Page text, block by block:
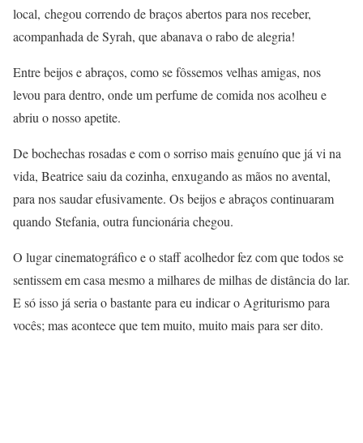
local, chegou correndo de braços abertos para nos receber,
acompanhada de Syrah, que abanava o rabo de alegria!
Entre beijos e abraços, como se fôssemos velhas amigas, nos
levou para dentro, onde um perfume de comida nos acolheu e
abriu o nosso apetite.
De bochechas rosadas e com o sorriso mais genuíno que já vi na
vida, Beatrice saiu da cozinha, enxugando as mãos no avental,
para nos saudar efusivamente. Os beijos e abraços continuaram
quando Stefania, outra funcionária chegou.
O lugar cinematográfico e o staff acolhedor fez com que todos se
sentissem em casa mesmo a milhares de milhas de distância do lar.
E só isso já seria o bastante para eu indicar o Agriturismo para
vocês; mas acontece que tem muito, muito mais para ser dito.